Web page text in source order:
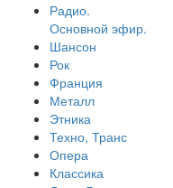
Радио.
Основной эфир.
Шансон
Рок
Франция
Металл
Этника
Техно, Транс
Опера
Классика